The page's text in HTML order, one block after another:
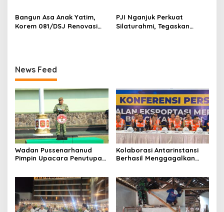
Bangun Asa Anak Yatim,
Korem 081/DSJ Renovasi
PJI Nganjuk Perkuat
Silaturahmi, Tegaskan
News Feed
Wadan Pussenarhanud
Pimpin Upacara Penutupan
Pusdikarhanud
Kolaborasi Antarinstansi
Berhasil Menggagalkan